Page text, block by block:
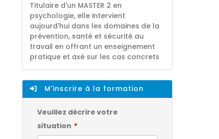
Titulaire d'un MASTER 2 en
psychologie, elle intervient
aujourd'hui dans les domaines de la
prévention, santé et sécurité au
travail en offrant un enseignement
pratique et axé sur les cas concrets
M'inscrire à la formation
Veuillez décrire votre
situation